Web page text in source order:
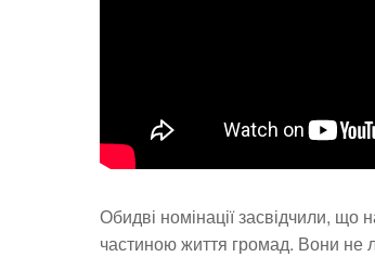
Обидві номінації засвідчили, що
частиною життя громад. Вони не